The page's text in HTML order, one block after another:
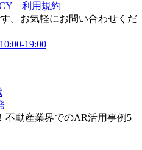
利用規約
。お気軽にお問い合わせくだ
19:00
不動産業界でのAR活用事例5